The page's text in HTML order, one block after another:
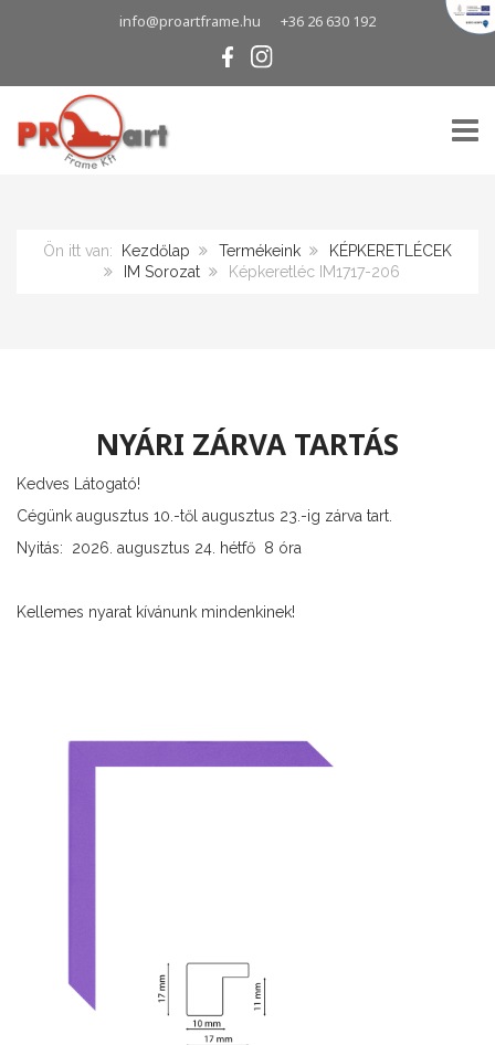
info@proartframe.hu +36 26 630 192
Ön itt van: Kezdőlap Termékeink
KÉPKERETLÉCEK
IM Sorozat
Képkeretléc IM1717-206
NYÁRI ZÁRVA TARTÁS
Kedves Látogató!
Cégünk augusztus 10.-től augusztus 23.-ig zárva tart.
Nyitás: 2026. augusztus 24. hétfő 8 óra
Kellemes nyarat kívánunk mindenkinek!